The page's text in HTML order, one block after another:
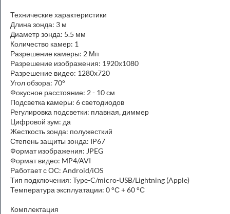
Технические характеристики
Длина зонда: 3 м
Диаметр зонда: 5.5 мм
Количество камер: 1
Разрешение камеры: 2 Мп
Разрешение изображения: 1920х1080
Разрешение видео: 1280х720
Угол обзора: 70°
Фокусное расстояние: 2 - 10 см
Подсветка камеры: 6 светодиодов
Регулировка подсветки: плавная, диммер
Цифровой зум: да
Жесткость зонда: полужесткий
Степень защиты зонда: IP67
Формат изображения: JPEG
Формат видео: MP4/AVI
Работает с ОС: Android/iOS
Тип подключения: Type-C/micro-USB/Lightning (Apple)
Температура эксплуатации: 0 °С + 60 °С
Комплектация